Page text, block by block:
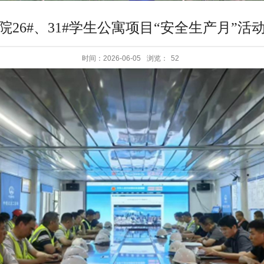
26#、31#学生公寓项目“安全生产月”活
时间：2026-06-05 浏览： 52